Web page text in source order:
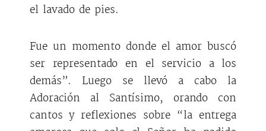
el lavado de pies.
Fue un momento donde el amor buscó
ser representado en el servicio a los
demás”. Luego se llevó a cabo la
Adoración al Santísimo, orando con
cantos y reflexiones sobre “la entrega